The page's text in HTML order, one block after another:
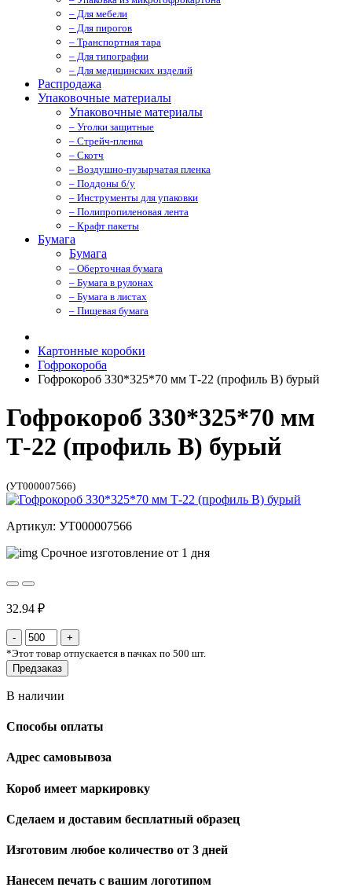
– Для мебели
– Для пирогов
– Транспортная тара
– Для типографии
– Для медицинских изделий
Распродажа
Упаковочные материалы
Упаковочные материалы
– Уголки защитные
– Стрейч-пленка
– Скотч
– Воздушно-пузырчатая пленка
– Поддоны б/у
– Инструменты для упаковки
– Полипропиленовая лента
– Крафт пакеты
Бумага
Бумага
– Оберточная бумага
– Бумага в рулонах
– Бумага в листах
– Пищевая бумага
Картонные коробки
Гофрокороба
Гофрокороб 330*325*70 мм Т-22 (профиль B) бурый
Гофрокороб 330*325*70 мм
Т-22 (профиль B) бурый
(УТ000007566)
Артикул: УТ000007566
Срочное изготовление от 1 дня
32.94 ₽
*Этот товар отпускается в пачках по 500 шт.
Предзаказ
В наличии
Способы оплаты
Адрес самовывоза
Короб имеет маркировку
Сделаем и доставим бесплатный образец
Изготовим любое количество от 3 дней
Нанесем печать с вашим логотипом